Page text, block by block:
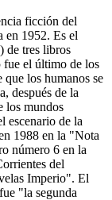
ficción del
en 1952. Es el
de tres libros
fue el último de los
que los humanos se
después de la
los mundos
escenario de la
1988 en la "Nota
número 6 en la
del
Imperio". El
"la segunda